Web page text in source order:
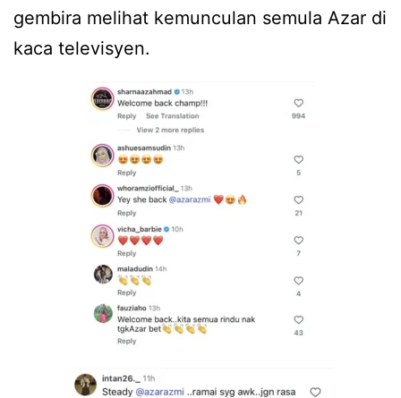
gembira melihat kemunculan semula Azar di
kaca televisyen.